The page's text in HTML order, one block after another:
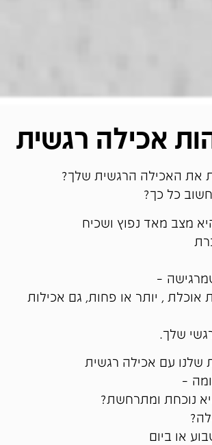
אכילה רגשית
את האכילה הרגשית שלך?
כל כך?
מצב מאד נפוץ ושכיח
–
, יותר או פחות, גם אכילות
שלך.
שלנו עם אכילה רגשית
–
נוכחת ומתרחשת?
או ביום